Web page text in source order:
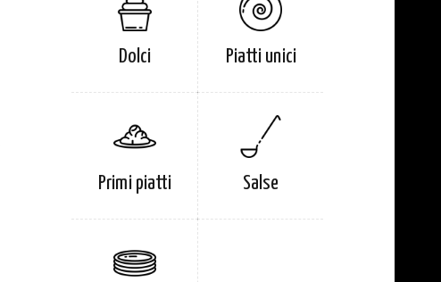
Dolci Piatti unici
Primi piatti Salse